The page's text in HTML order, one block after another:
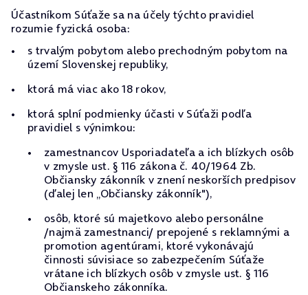
Účastníkom Súťaže sa na účely týchto pravidiel
rozumie fyzická osoba:
s trvalým pobytom alebo prechodným pobytom na
území Slovenskej republiky,
ktorá má viac ako 18 rokov,
ktorá splní podmienky účasti v Súťaži podľa
pravidiel s výnimkou:
zamestnancov Usporiadateľa a ich blízkych osôb
v zmysle ust. § 116 zákona č. 40/1964 Zb.
Občiansky zákonník v znení neskorších predpisov
(ďalej len „Občiansky zákonník"),
osôb, ktoré sú majetkovo alebo personálne
/najmä zamestnanci/ prepojené s reklamnými a
promotion agentúrami, ktoré vykonávajú
činnosti súvisiace so zabezpečením Súťaže
vrátane ich blízkych osôb v zmysle ust. § 116
Občianskeho zákonníka.